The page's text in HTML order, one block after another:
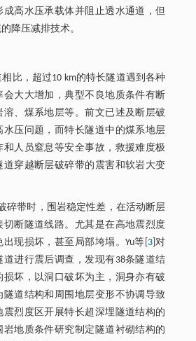
成高水压承载体并阻止透水通道，但
降压减排技术。
比，超过10 km的特长隧道遇到各种
会大大增加，典型不良地质条件有断
溶、煤系地层等。前文已述及断层破
水压问题，而特长隧道中的煤系地层
和人员窒息等安全事故，救援难度极
道穿越断层破碎带的震害和软岩大变
碎带时，围岩稳定性差，在活动断层
切断隧道线路。尤其是在高地震烈度
现损坏，甚至局部垮塌。Yu等[ 3]对
道进行震后调查，发现有38条隧道结
损坏，以洞口破坏为主，洞身亦有破
隧道结构和周围地层变形不协调导致
震烈度区开展特长超深埋隧道结构的
岩地质条件研究制定隧道衬砌结构的